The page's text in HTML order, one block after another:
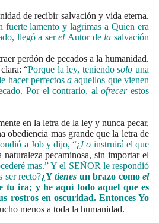
de recibir salvación y vida eterna.
fuerte lamento y lagrimas a Quien era
llegó a serel Autor de la salvación
perdón de pecados a la humanidad.
“Porque la ley, teniendosolo una
hacer perfectosaaquellos que vienen
Por el contrario, alofrecerestos
en la letra de la ley y nunca pecar,
obediencia mas grande que la letra de
a Job y dijo, “¿Lo instruirá el que
pecaminosa, sin importar el
mas.” Y el SEÑOR le respondió
ser recto?¿Ytienes un brazo como el
tu ira; y he aquí todo aquel que es
rostros en oscuridad. Entonces Yo
menos a toda la humanidad.